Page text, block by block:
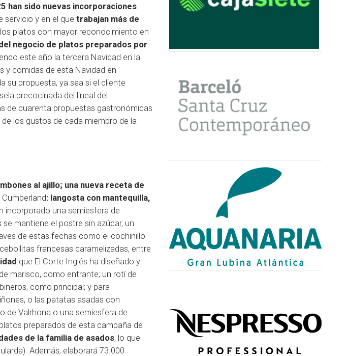
han sido nuevas incorporaciones
servicio y en el que trabajan más de
platos con mayor reconocimiento en
negocio de platos preparados por
este año la tercera Navidad en la
y comidas de esta Navidad en
su propuesta, ya sea si el cliente
precocinada del lineal del
de cuarenta propuestas gastronómicas
los gustos de cada miembro de la
al ajillo; una nueva receta de
: langosta con mantequilla,
incorporado una semiesfera de
mantiene el postre sin azúcar, un
de estas fechas como el cochinillo
francesas caramelizadas, entre
que El Corte Inglés ha diseñado y
marisco, como entrante; un rotí de
como principal; y para
o las patatas asadas con
de Valrhona o una semiesfera de
preparados de esta campaña de
de la familia de asados, lo que
Además, elaborará 73.000